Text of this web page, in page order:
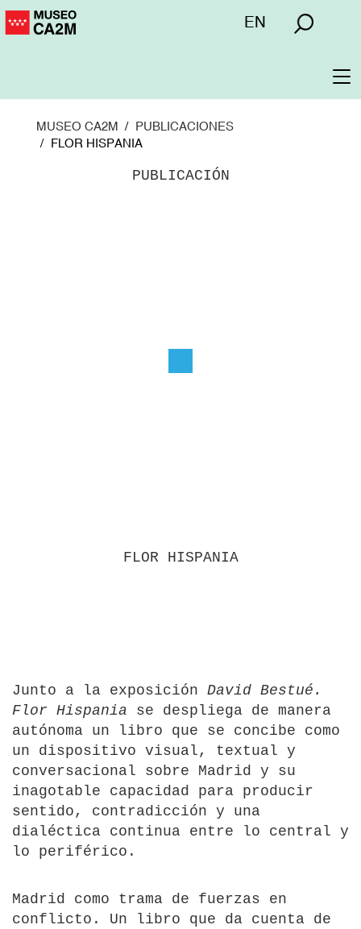
Pasar
Menú
EN
MUSEO CA2M
PUBLICACIONES
FLOR HISPANIA
PUBLICACIÓN
FLOR HISPANIA
Junto a la exposición David Bestué.
Flor Hispania se despliega de manera
autónoma un libro que se concibe como
un dispositivo visual, textual y
conversacional sobre Madrid y su
inagotable capacidad para producir
sentido, contradicción y una
dialéctica continua entre lo central y
lo periférico.
Madrid como trama de fuerzas en
conflicto. Un libro que da cuenta de